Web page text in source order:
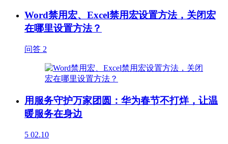
Word禁用宏、Excel禁用宏设置方法，关闭宏
在哪里设置方法？
问答 2
用服务守护万家团圆：华为春节不打烊，让温
暖服务在身边
5 02.10